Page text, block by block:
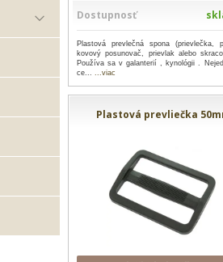
Dostupnosť
Plastová prevlečná spona (prievlečka,
kovový posunovač, prievlak alebo
Používa sa v galanterií , kynológii .
ce... ...viac
Plastová prevliečka